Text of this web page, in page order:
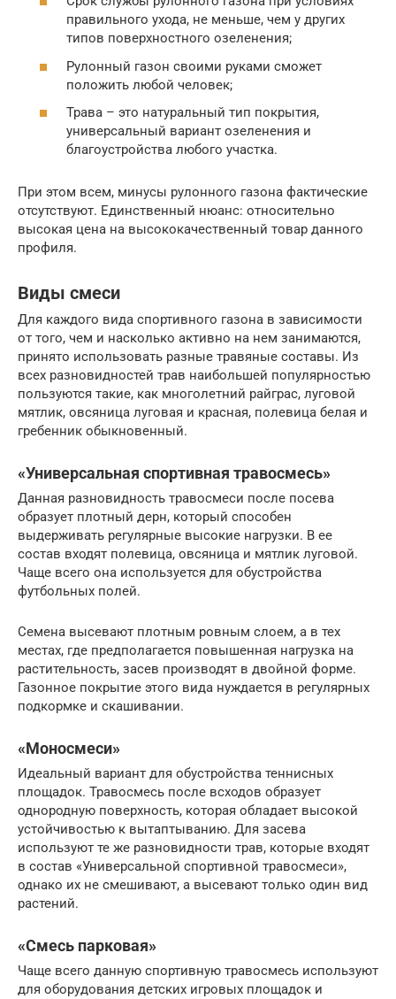
правильного ухода, не меньше, чем у других
типов поверхностного озеленения;
Рулонный газон своими руками сможет
положить любой человек;
Трава – это натуральный тип покрытия,
универсальный вариант озеленения и
благоустройства любого участка.
При этом всем, минусы рулонного газона фактические
отсутствуют. Единственный нюанс: относительно
высокая цена на высококачественный товар данного
профиля.
Виды смеси
Для каждого вида спортивного газона в зависимости
от того, чем и насколько активно на нем занимаются,
принято использовать разные травяные составы. Из
всех разновидностей трав наибольшей популярностью
пользуются такие, как многолетний райграс, луговой
мятлик, овсяница луговая и красная, полевица белая и
гребенник обыкновенный.
«Универсальная спортивная травосмесь»
Данная разновидность травосмеси после посева
образует плотный дерн, который способен
выдерживать регулярные высокие нагрузки. В ее
состав входят полевица, овсяница и мятлик луговой.
Чаще всего она используется для обустройства
футбольных полей.
Семена высевают плотным ровным слоем, а в тех
местах, где предполагается повышенная нагрузка на
растительность, засев производят в двойной форме.
Газонное покрытие этого вида нуждается в регулярных
подкормке и скашивании.
«Моносмеси»
Идеальный вариант для обустройства теннисных
площадок. Травосмесь после всходов образует
однородную поверхность, которая обладает высокой
устойчивостью к вытаптыванию. Для засева
используют те же разновидности трав, которые входят
в состав «Универсальной спортивной травосмеси»,
однако их не смешивают, а высевают только один вид
растений.
«Смесь парковая»
Чаще всего данную спортивную травосмесь используют
для оборудования детских игровых площадок и